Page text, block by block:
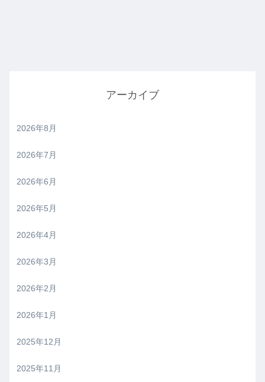
アーカイブ
2026年8月
2026年7月
2026年6月
2026年5月
2026年4月
2026年3月
2026年2月
2026年1月
2025年12月
2025年11月